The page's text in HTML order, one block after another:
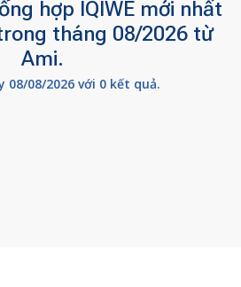
hợp IQIWE mới nhất
tháng 08/2026 từ
Ami.
08/2026 với 0 kết quả.